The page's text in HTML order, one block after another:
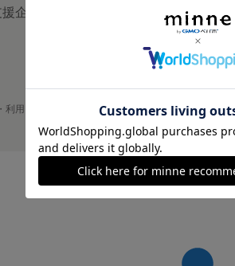
企画・イベント
利用 プライバシーポリシー 会社概要 採用情報
©GMO Pepabo, Inc. All